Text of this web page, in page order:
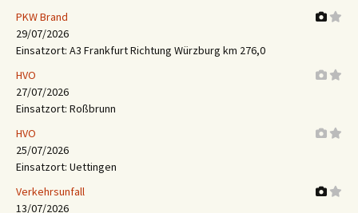
PKW Brand
29/07/2026
Einsatzort: A3 Frankfurt Richtung Würzburg km 276,0
HVO
27/07/2026
Einsatzort: Roßbrunn
HVO
25/07/2026
Einsatzort: Uettingen
Verkehrsunfall
13/07/2026